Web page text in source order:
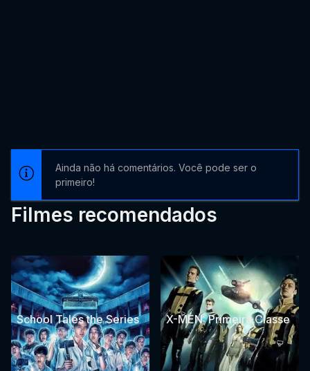
Ainda não há comentários. Você pode ser o
primeiro!
Filmes recomendados
School Tales the Series X-MEN: Primeira Classe